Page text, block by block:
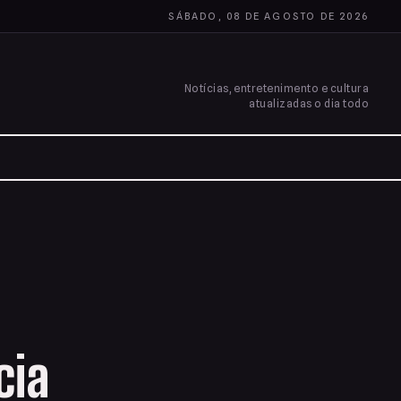
SÁBADO, 08 DE AGOSTO DE 2026
Notícias, entretenimento e cultura
atualizadas o dia todo